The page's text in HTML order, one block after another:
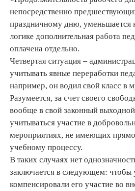
непосредственно
праздничному дню, уменьшается
логике дополнительная работа
оплачена отдельно.
Четвертая ситуация –
учитывать явные переработки
например, он водил свой класс в
Разумеется, за счет своего
вообще в свой законный
учитываться участие в
мероприятиях, не имеющих
учебному процессу.
В таких случаях нет
заключается в следующем: чтобы
компенсировали его участие во